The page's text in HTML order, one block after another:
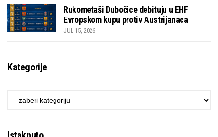
Rukometaši Dubočice debituju u EHF
Evropskom kupu protiv Austrijanaca
JUL 15, 2026
Kategorije
KATEGORIJE